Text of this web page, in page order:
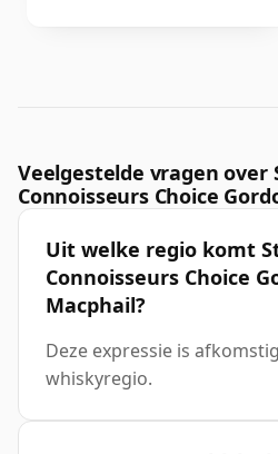
Veelgestelde vragen over
Connoisseurs Choice
Uit welke regio komt
Connoisseurs Choice
Macphail?
Deze expressie is
whiskyregio.